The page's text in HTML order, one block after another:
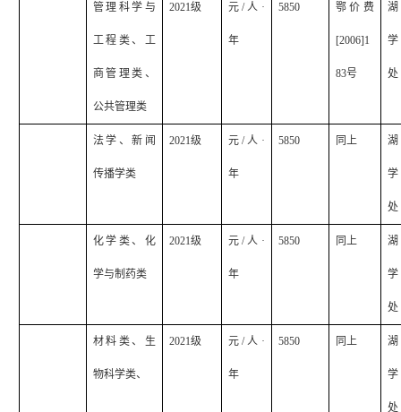
管理科学与
工程类、工
商管理类、
公共管理类
2021级 元/人·
年
5850 鄂价费
[2006]1
83号 处
法学、新闻
传播学类
2021级 元/人·
年
5850 同上
处
化学类、化
学与制药类
2021级 元/人·
年
5850 同上
处
材料类、生
物科学类、
2021级 元/人·
年
5850 同上
处